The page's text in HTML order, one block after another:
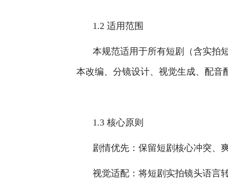
1.2 适用范围
本规范适用于所有短剧（含实拍
本改编、分镜设计、视觉生成、配
1.3 核心原则
剧情优先：保留短剧核心冲突、
视觉适配：将短剧实拍镜头语言